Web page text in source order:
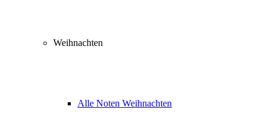
Weihnachten
Alle Noten Weihnachten